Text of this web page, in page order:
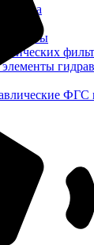
ФГС